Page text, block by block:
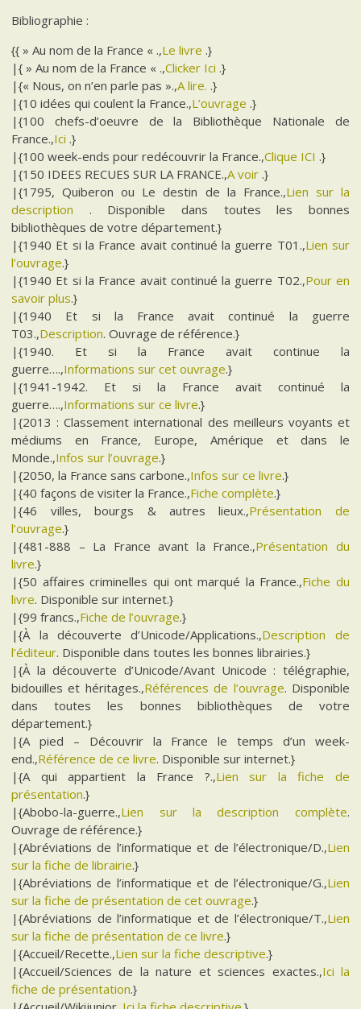
Bibliographie :
{{ » Au nom de la France « .,Le livre .}
|{ » Au nom de la France « .,Clicker Ici .}
|{« Nous, on n’en parle pas ».,A lire. .}
|{10 idées qui coulent la France.,L’ouvrage .}
|{100 chefs-d’oeuvre de la Bibliothèque Nationale de
France.,Ici .}
|{100 week-ends pour redécouvrir la France.,Clique ICI .}
|{150 IDEES RECUES SUR LA FRANCE.,A voir .}
|{1795, Quiberon ou Le destin de la France.,Lien sur la
description . Disponible dans toutes les bonnes
bibliothèques de votre département.}
|{1940 Et si la France avait continué la guerre T01.,Lien sur
l’ouvrage.}
|{1940 Et si la France avait continué la guerre T02.,Pour en
savoir plus.}
|{1940 Et si la France avait continué la guerre
T03.,Description. Ouvrage de référence.}
|{1940. Et si la France avait continue la
guerre….,Informations sur cet ouvrage.}
|{1941-1942. Et si la France avait continué la
guerre….,Informations sur ce livre.}
|{2013 : Classement international des meilleurs voyants et
médiums en France, Europe, Amérique et dans le
Monde.,Infos sur l’ouvrage.}
|{2050, la France sans carbone.,Infos sur ce livre.}
|{40 façons de visiter la France.,Fiche complète.}
|{46 villes, bourgs & autres lieux.,Présentation de
l’ouvrage.}
|{481-888 – La France avant la France.,Présentation du
livre.}
|{50 affaires criminelles qui ont marqué la France.,Fiche du
livre. Disponible sur internet.}
|{99 francs.,Fiche de l’ouvrage.}
|{À la découverte d’Unicode/Applications.,Description de
l’éditeur. Disponible dans toutes les bonnes librairies.}
|{À la découverte d’Unicode/Avant Unicode : télégraphie,
bidouilles et héritages.,Références de l’ouvrage. Disponible
dans toutes les bonnes bibliothèques de votre
département.}
|{A pied – Découvrir la France le temps d’un week-
end.,Référence de ce livre. Disponible sur internet.}
|{A qui appartient la France ?.,Lien sur la fiche de
présentation.}
|{Abobo-la-guerre.,Lien sur la description complète.
Ouvrage de référence.}
|{Abréviations de l’informatique et de l’électronique/D.,Lien
sur la fiche de librairie.}
|{Abréviations de l’informatique et de l’électronique/G.,Lien
sur la fiche de présentation de cet ouvrage.}
|{Abréviations de l’informatique et de l’électronique/T.,Lien
sur la fiche de présentation de ce livre.}
|{Accueil/Recette.,Lien sur la fiche descriptive.}
|{Accueil/Sciences de la nature et sciences exactes.,Ici la
fiche de présentation.}